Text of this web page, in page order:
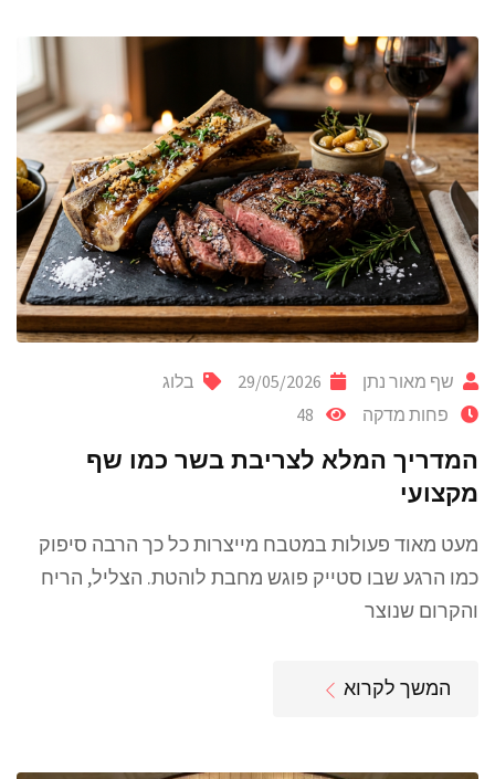
שף מאור נתן 29/05/2026
בלוג
פחות מדקה
המדריך המלא לצריבת בשר כמו שף
מקצועי
מעט מאוד פעולות במטבח מייצרות כל כך הרבה סיפוק
כמו הרגע שבו סטייק פוגש מחבת לוהטת. הצליל, הריח
והקרום שנוצר
המשך לקרוא